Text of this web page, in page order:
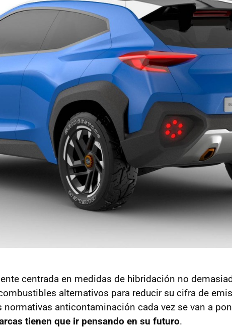
centrada en medidas de hibridación no
alternativos para reducir su cifra de
normativas anticontaminación cada vez se van a
tienen que ir pensando en su futuro.